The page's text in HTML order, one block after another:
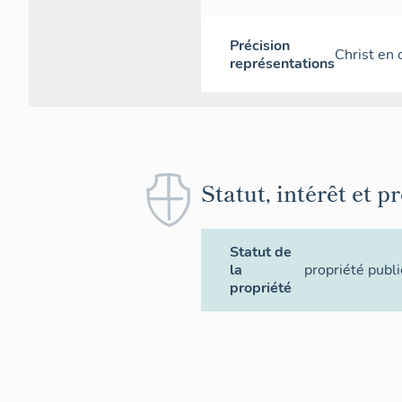
Précision
représentationsChrist en
Statut, intérêt et
Statut de
la
propriété
propriété